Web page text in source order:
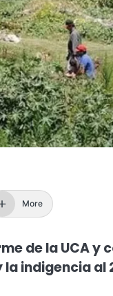
More
de la UCA
la indigencia al